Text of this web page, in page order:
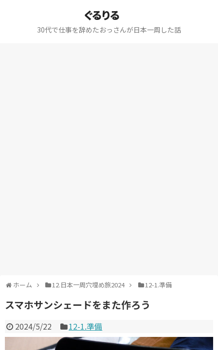
ぐるりる
30代で仕事を辞めたおっさんが日本一周した話
ホーム 12.日本一周穴埋め旅2024 12-1.準備
スマホサンシェードをまた作ろう
2024/5/22 12-1.準備